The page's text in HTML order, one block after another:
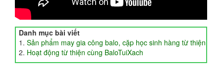
Danh mục bài viết
Sản phẩm may gia công balo, cặp học sinh hàng từ thiện
Hoạt động từ thiện cùng BaloTuiXach